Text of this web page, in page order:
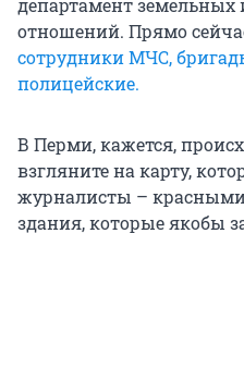
департамент
отношений. Прямо
сотрудники МЧС,
полицейские.
В Перми, кажется,
взгляните на карту,
журналисты –
здания, которые якобы